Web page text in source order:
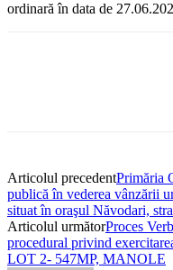
ordinară în data de
Articolul precedentPrimăria
publică în vederea vânzării
situat în oraşul Năvodari,
Articolul următorProces
procedural privind
LOT 2- 547MP, MANOLE